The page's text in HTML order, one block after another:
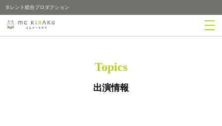
タレント総合プロダクション
Topics
出演情報